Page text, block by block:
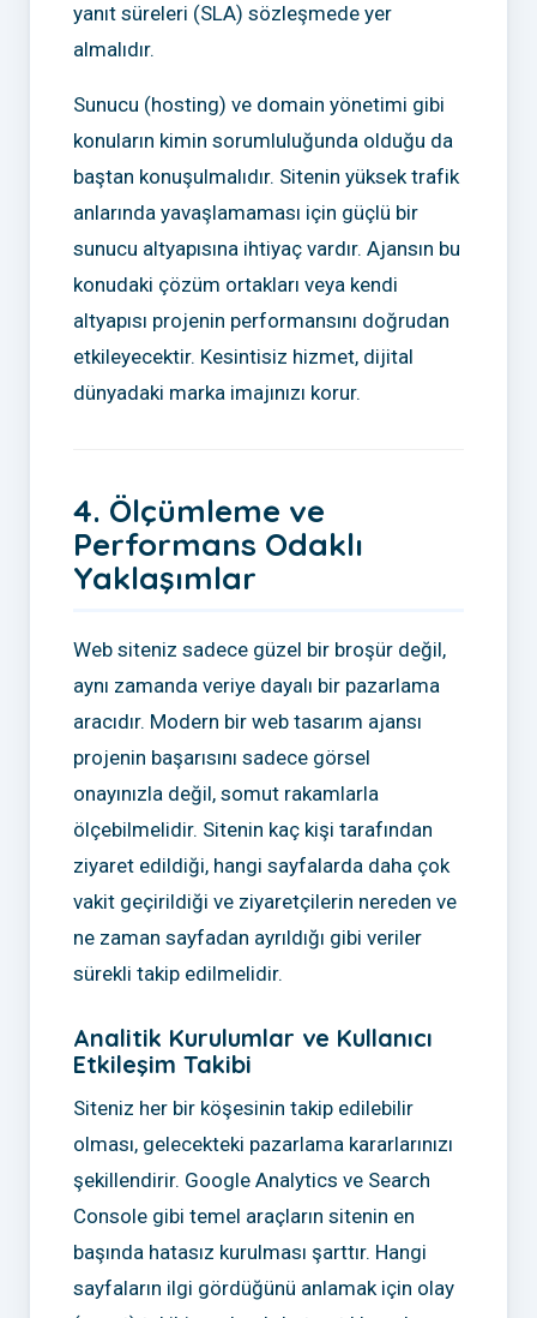
yanıt süreleri (SLA) sözleşmede yer
almalıdır.
Sunucu (hosting) ve domain yönetimi gibi
konuların kimin sorumluluğunda olduğu da
baştan konuşulmalıdır. Sitenin yüksek trafik
anlarında yavaşlamaması için güçlü bir
sunucu altyapısına ihtiyaç vardır. Ajansın bu
konudaki çözüm ortakları veya kendi
altyapısı projenin performansını doğrudan
etkileyecektir. Kesintisiz hizmet, dijital
dünyadaki marka imajınızı korur.
4. Ölçümleme ve
Performans Odaklı
Yaklaşımlar
Web siteniz sadece güzel bir broşür değil,
aynı zamanda veriye dayalı bir pazarlama
aracıdır. Modern bir web tasarım ajansı
projenin başarısını sadece görsel
onayınızla değil, somut rakamlarla
ölçebilmelidir. Sitenin kaç kişi tarafından
ziyaret edildiği, hangi sayfalarda daha çok
vakit geçirildiği ve ziyaretçilerin nereden ve
ne zaman sayfadan ayrıldığı gibi veriler
sürekli takip edilmelidir.
Analitik Kurulumlar ve Kullanıcı
Etkileşim Takibi
Siteniz her bir köşesinin takip edilebilir
olması, gelecekteki pazarlama kararlarınızı
şekillendirir. Google Analytics ve Search
Console gibi temel araçların sitenin en
başında hatasız kurulması şarttır. Hangi
sayfaların ilgi gördüğünü anlamak için olay